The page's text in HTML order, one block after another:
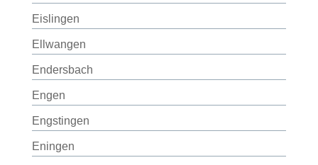
Eislingen
Ellwangen
Endersbach
Engen
Engstingen
Eningen